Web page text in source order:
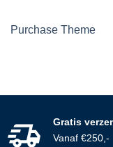
Purchase Theme
Gratis
Vanaf €250,-